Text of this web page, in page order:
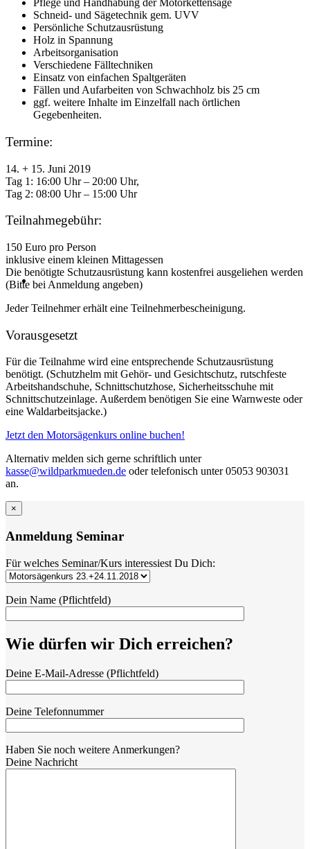
Pflege und Handhabung der Motorkettensäge
Schneid- und Sägetechnik gem. UVV
Persönliche Schutzausrüstung
Holz in Spannung
Arbeitsorganisation
Verschiedene Fälltechniken
Einsatz von einfachen Spaltgeräten
Fällen und Aufarbeiten von Schwachholz bis 25 cm
ggf. weitere Inhalte im Einzelfall nach örtlichen
Gegebenheiten.
Termine:
14. + 15. Juni 2019
Tag 1: 16:00 Uhr – 20:00 Uhr,
Tag 2: 08:00 Uhr – 15:00 Uhr
Teilnahmegebühr:
150 Euro pro Person
inklusive einem kleinen Mittagessen
Die benötigte Schutzausrüstung kann kostenfrei ausgeliehen werden
(Bitte bei Anmeldung angeben)
Jeder Teilnehmer erhält eine Teilnehmerbescheinigung.
Vorausgesetzt
Für die Teilnahme wird eine entsprechende Schutzausrüstung
benötigt. (Schutzhelm mit Gehör- und Gesichtschutz, rutschfeste
Arbeitshandschuhe, Schnittschutzhose, Sicherheitsschuhe mit
Schnittschutzeinlage. Außerdem benötigen Sie eine Warnweste oder
eine Waldarbeitsjacke.)
Jetzt den Motorsägenkurs online buchen!
Alternativ melden sich gerne schriftlich unter
kasse@wildparkmueden.de oder telefonisch unter 05053 903031
an.
×
Anmeldung Seminar
Für welches Seminar/Kurs interessiest Du Dich:
Dein Name (Pflichtfeld)
Wie dürfen wir Dich erreichen?
Deine E-Mail-Adresse (Pflichtfeld)
Deine Telefonnummer
Haben Sie noch weitere Anmerkungen?
Deine Nachricht